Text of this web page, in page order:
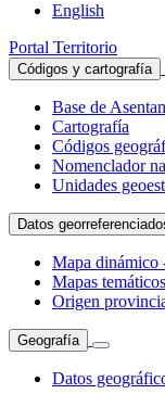
English
Portal Territorio
Códigos y cartografía
Base de
Cartografía
Códigos
Nomenclador
Unidades
Datos
Mapa dinámico
Mapas
Origen
Geografía
Datos